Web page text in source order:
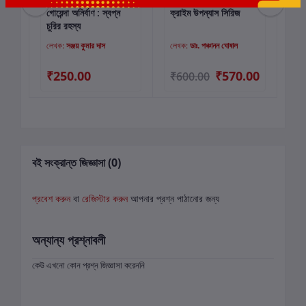
কার্টে যোগ করুন
গোয়েন্দা অনির্বাণ : স্বপ্ন
চুরির রহস্য
লেখক: সঞ্জয় কুমার দাস
₹250.00
কার্টে যোগ করুন
ক্রাইম উপন্যাস সিরিজ
লেখক: ডাঃ. পঞ্চানন ঘোষাল
₹600.00 ₹570.00
বই সংক্রান্ত জিজ্ঞাসা (0)
প্রবেশ করুন বা রেজিস্টার করুন আপনার প্রশ্ন পাঠানোর জন্য
অন্যান্য প্রশ্নাবলী
কেউ এখনো কোন প্রশ্ন জিজ্ঞাসা করেননি